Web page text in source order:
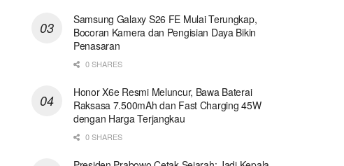
Samsung Galaxy S26 FE Mulai Terungkap,
Bocoran Kamera dan Pengisian Daya Bikin
Penasaran
0 SHARES
Honor X6e Resmi Meluncur, Bawa Baterai
Raksasa 7.500mAh dan Fast Charging 45W
dengan Harga Terjangkau
0 SHARES